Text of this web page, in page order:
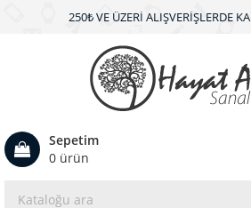
250₺ VE ÜZERI ALIŞVERIŞLERDE
Sepetim
0 ürün